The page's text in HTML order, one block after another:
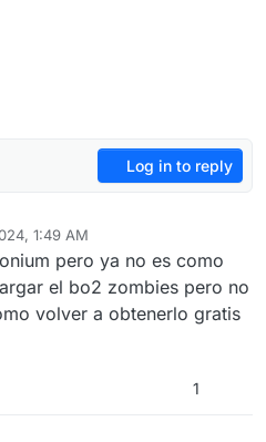
Log in to reply
1:49 AM
pero ya no es como
el bo2 zombies pero no
volver a obtenerlo gratis
1